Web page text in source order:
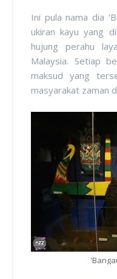
Ini pula nama dia
ukiran kayu yang
hujung perahu
Malaysia. Setiap
maksud yang
masyarakat zaman